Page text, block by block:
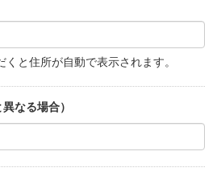
と住所が自動で表示されます。
なる場合）